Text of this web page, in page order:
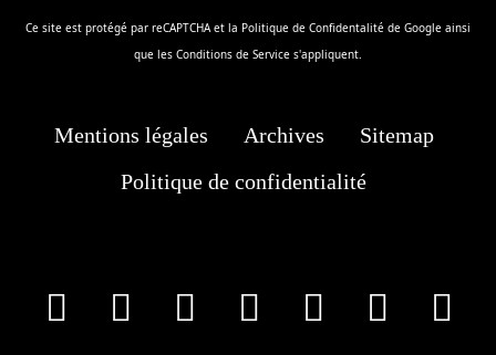
Ce site est protégé par reCAPTCHA et la Politique de Confidentalité de Google ainsi
que les Conditions de Service s'appliquent.
Mentions légales Archives
Sitemap
Politique de confidentialité
facebookInstagram
Youtube
Tik Tok